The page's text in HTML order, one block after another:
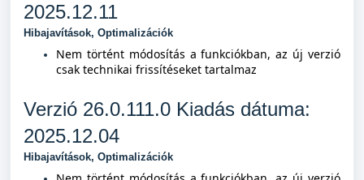
2025.12.11
Hibajavítások, Optimalizációk
Nem történt módosítás a funkciókban, az új verzió
csak technikai frissítéseket tartalmaz
Verzió 26.0.111.0 Kiadás dátuma:
2025.12.04
Hibajavítások, Optimalizációk